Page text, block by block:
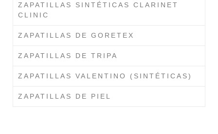
ZAPATILLAS SINTÉTICAS CLARINET
CLINIC
ZAPATILLAS DE GORETEX
ZAPATILLAS DE TRIPA
ZAPATILLAS VALENTINO (SINTÉTICAS)
ZAPATILLAS DE PIEL